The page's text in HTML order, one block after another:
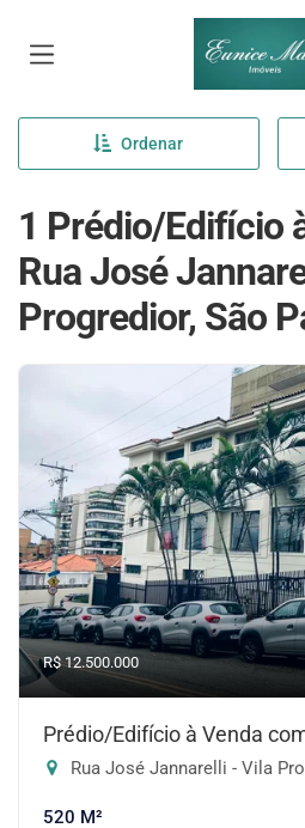
Página
Ordenar
1 Prédio/Edifício
Rua José
Progredior, São
R$ 12.500.000
Prédio/Edifício à Venda
Rua José Jannarelli - Vila
520 M²